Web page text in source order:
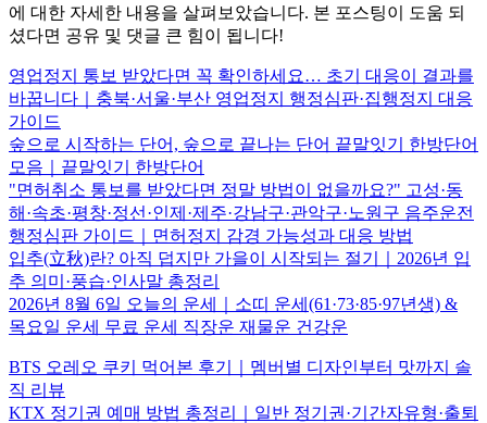
에 대한 자세한 내용을 살펴보았습니다. 본 포스팅이 도움 되
셨다면 공유 및 댓글 큰 힘이 됩니다!
영업정지 통보 받았다면 꼭 확인하세요… 초기 대응이 결과를
바꿉니다｜충북·서울·부산 영업정지 행정심판·집행정지 대응
가이드
숲으로 시작하는 단어, 숲으로 끝나는 단어 끝말잇기 한방단어
모음｜끝말잇기 한방단어
"면허취소 통보를 받았다면 정말 방법이 없을까요?" 고성·동
해·속초·평창·정선·인제·제주·강남구·관악구·노원구 음주운전
행정심판 가이드｜면허정지 감경 가능성과 대응 방법
입추(立秋)란? 아직 덥지만 가을이 시작되는 절기｜2026년 입
추 의미·풍습·인사말 총정리
2026년 8월 6일 오늘의 운세｜소띠 운세(61·73·85·97년생) &
목요일 운세 무료 운세 직장운 재물운 건강운
BTS 오레오 쿠키 먹어본 후기｜멤버별 디자인부터 맛까지 솔
직 리뷰
KTX 정기권 예매 방법 총정리｜일반 정기권·기간자유형·출퇴